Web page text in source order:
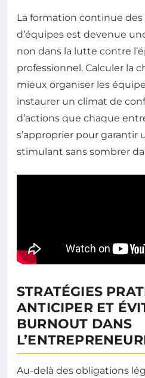
La formation continue des
d’équipes est devenue
non dans la lutte contre
professionnel. Calculer la
mieux organiser les
instaurer un climat de
d’actions que chaque
s’approprier pour
stimulant sans sombrer
STRATÉGIES
ANTICIPER ET
BURNOUT DANS
Au-delà des obligations